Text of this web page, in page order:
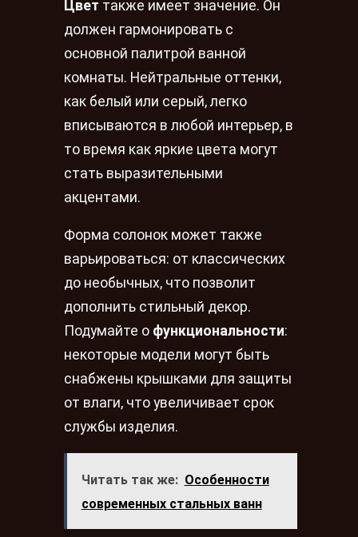
Цвет также имеет значение. Он
должен гармонировать с
основной палитрой ванной
комнаты. Нейтральные оттенки,
как белый или серый, легко
вписываются в любой интерьер, в
то время как яркие цвета могут
стать выразительными
акцентами.
Форма солонок может также
варьироваться: от классических
до необычных, что позволит
дополнить стильный декор.
Подумайте о функциональности:
некоторые модели могут быть
снабжены крышками для защиты
от влаги, что увеличивает срок
службы изделия.
Читать так же: Особенности
современных стальных ванн